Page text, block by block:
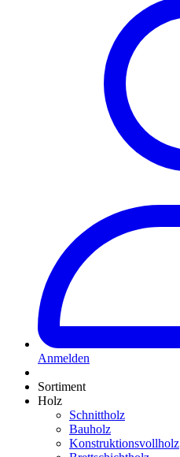
Anmelden
Sortiment
Holz
Schnittholz
Bauholz
Konstruktionsvollholz